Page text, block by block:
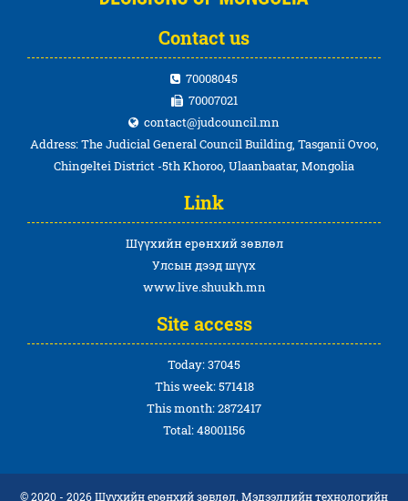
Contact us
70008045
70007021
contact@judcouncil.mn
Address: The Judicial General Council Building, Tasganii Ovoo,
Chingeltei District -5th Khoroo, Ulaanbaatar, Mongolia
Link
Шүүхийн ерөнхий зөвлөл
Улсын дээд шүүх
www.live.shuukh.mn
Site access
Today: 37045
This week: 571418
This month: 2872417
Total: 48001156
© 2020 - 2026 Шүүхийн ерөнхий зөвлөл. Мэдээллийн технологийн